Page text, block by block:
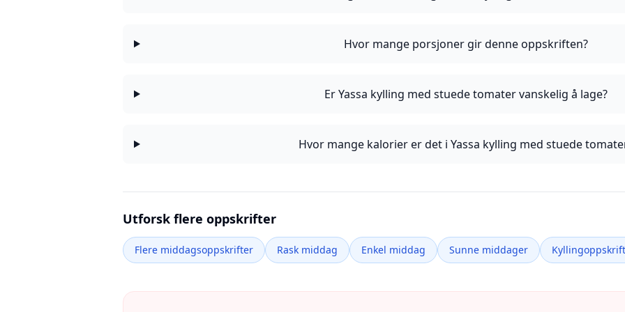
Hvor mange porsjoner gir denne oppskriften?
Er Yassa kylling med stuede tomater vanskelig å lage?
Hvor mange kalorier er det i Yassa kylling med stuede
Utforsk flere oppskrifter
Flere middagsoppskrifter Rask middag Enkel middag Sunne middager